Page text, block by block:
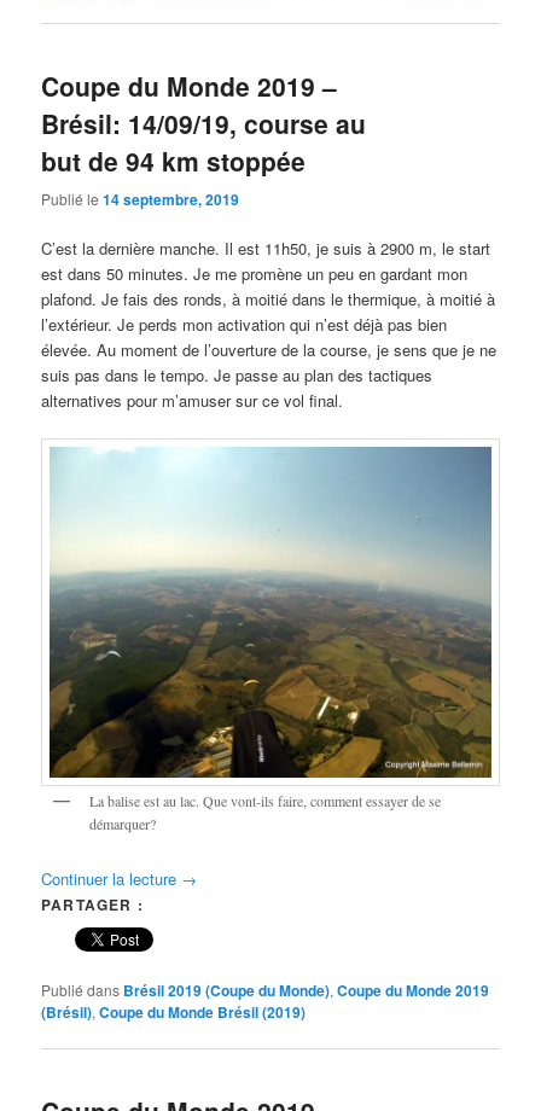
Coupe du Monde 2019 –
Brésil: 14/09/19, course au
but de 94 km stoppée
Publié le14 septembre, 2019
C’est la dernière manche. Il est 11h50, je suis à 2900 m, le start
est dans 50 minutes. Je me promène un peu en gardant mon
plafond. Je fais des ronds, à moitié dans le thermique, à moitié à
l’extérieur. Je perds mon activation qui n’est déjà pas bien
élevée. Au moment de l’ouverture de la course, je sens que je ne
suis pas dans le tempo. Je passe au plan des tactiques
alternatives pour m’amuser sur ce vol final.
La balise est au lac. Que vont-ils faire, comment essayer de se
démarquer?
Continuer la lecture →
PARTAGER :
Publié dans Brésil 2019 (Coupe du Monde),Coupe du Monde 2019
(Brésil),Coupe du Monde Brésil (2019)